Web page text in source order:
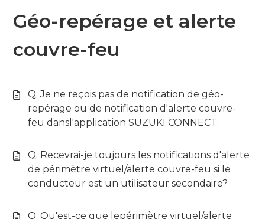
Géo-repérage et alerte
couvre-feu
Q. Je ne reçois pas de notification de géo-
repérage ou de notification d'alerte couvre-
feu dansl'application SUZUKI CONNECT.
Q. Recevrai-je toujours les notifications d'alerte
de périmètre virtuel/alerte couvre-feu si le
conducteur est un utilisateur secondaire?
Q. Qu'est-ce que lepérimètre virtuel/alerte